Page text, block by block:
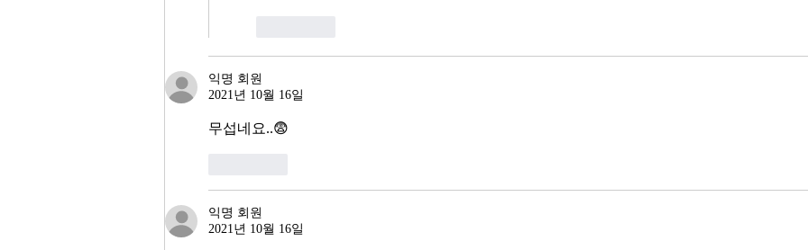
익명 회원
2021년 10월 16일
무섭네요..😨
익명 회원
2021년 10월 16일